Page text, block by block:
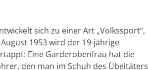
sich zu einer Art „Volkssport“,
1953 wird der 19-jährige
Eine Garderobenfrau hat die
den man im Schuh des Übeltäters